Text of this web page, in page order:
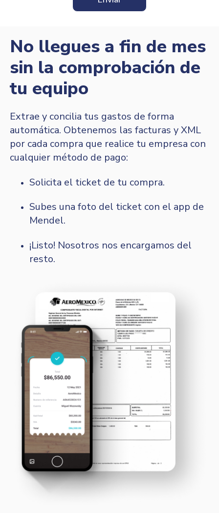
No llegues a fin de mes
sin la comprobación de
tu equipo
Extrae y concilia tus gastos de forma
automática. Obtenemos las facturas y XML
por cada compra que realice tu empresa con
cualquier método de pago:
Solicita el ticket de tu compra.
Subes una foto del ticket con el app de
Mendel.
¡Listo! Nosotros nos encargamos del
resto.